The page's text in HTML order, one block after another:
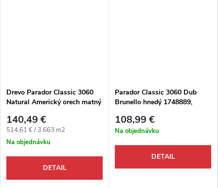
Drevo Parador Classic 3060
Natural Americký orech matný
140,49 €
Jednotková cena:
514,61 € / 3.663 m2
Na objednávku
DETAIL
Parador Classic 3060 Dub
Brunello hnedý 1748889,
M4V
108,99 €
Na objednávku
DETAIL